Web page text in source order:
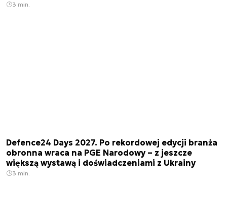
3 min.
Defence24 Days 2027. Po rekordowej edycji branża
obronna wraca na PGE Narodowy – z jeszcze
większą wystawą i doświadczeniami z Ukrainy
3 min.